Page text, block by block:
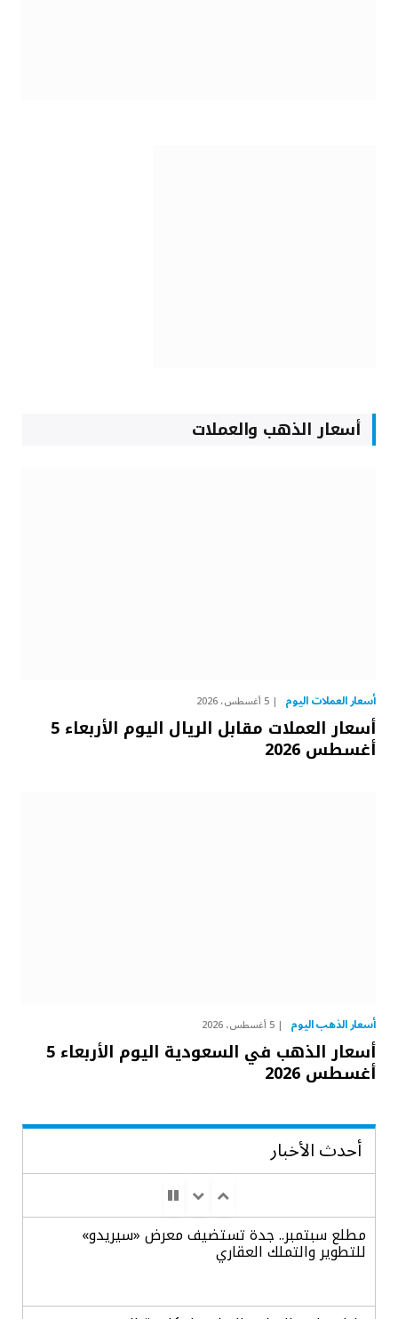
أسعار الذهب والعملات
أسعار العملات اليوم 5 أغسطس، 2026
أسعار العملات مقابل الريال اليوم الأربعاء 5
أغسطس 2026
أسعار الذهب اليوم 5 أغسطس، 2026
أسعار الذهب في السعودية اليوم الأربعاء 5
أغسطس 2026
أحدث الأخبار
مطلع سبتمبر.. جدة تستضيف معرض «سيريدو»
للتطوير والتملك العقاري